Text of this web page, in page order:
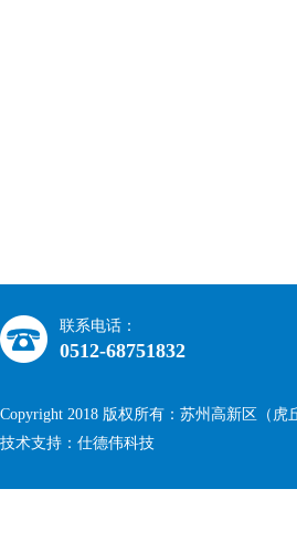
联系电话：
0512-68751832
Copyright 2018 版权所有：苏州高新区（
技术支持：仕德伟科技